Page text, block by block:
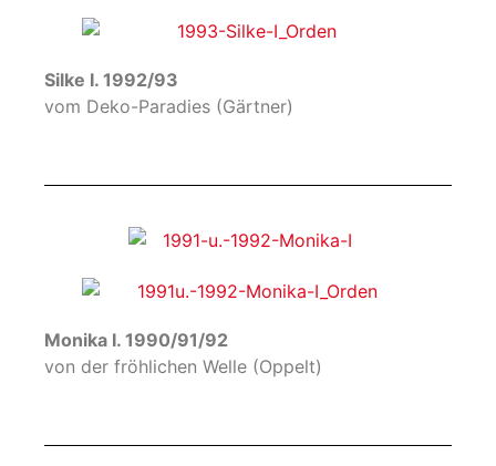
Silke I. 1992/93
vom Deko-Paradies (Gärtner)
Monika I. 1990/91/92
von der fröhlichen Welle (Oppelt)